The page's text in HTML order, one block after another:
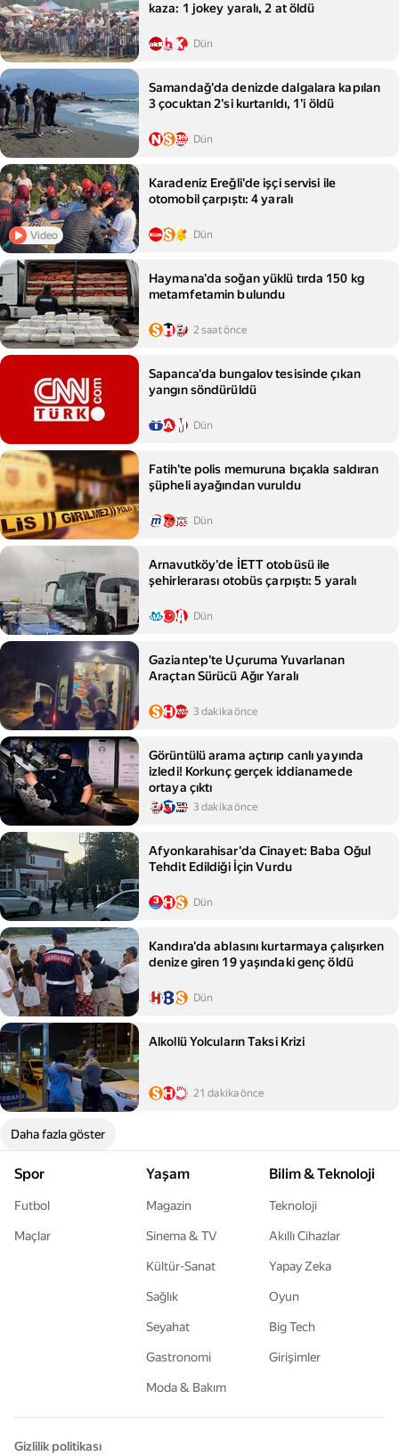
kaza: 1 jokey yaralı, 2 at öldü
Dün
Samandağ'da denizde dalgalara kapılan
3 çocuktan 2'si kurtarıldı, 1'i öldü
Dün
Video
Karadeniz Ereğli'de işçi servisi ile
otomobil çarpıştı: 4 yaralı
Dün
Haymana'da soğan yüklü tırda 150 kg
metamfetamin bulundu
2 saat önce
Sapanca'da bungalov tesisinde çıkan
yangın söndürüldü
Dün
Fatih'te polis memuruna bıçakla saldıran
şüpheli ayağından vuruldu
Dün
Arnavutköy'de İETT otobüsü ile
şehirlerarası otobüs çarpıştı: 5 yaralı
Dün
Gaziantep'te Uçuruma Yuvarlanan
Araçtan Sürücü Ağır Yaralı
3 dakika önce
Görüntülü arama açtırıp canlı yayında
izledi! Korkunç gerçek iddianamede
ortaya çıktı
3 dakika önce
Afyonkarahisar'da Cinayet: Baba Oğul
Tehdit Edildiği İçin Vurdu
Dün
Kandıra'da ablasını kurtarmaya çalışırken
denize giren 19 yaşındaki genç öldü
Dün
Alkollü Yolcuların Taksi Krizi
21 dakika önce
Daha fazla göster
Spor
Futbol
Maçlar
Yaşam
Magazin
Sinema & TV
Kültür-Sanat
Sağlık
Seyahat
Gastronomi
Moda & Bakım
Bilim & Teknoloji
Teknoloji
Akıllı Cihazlar
Yapay Zeka
Oyun
Big Tech
Girişimler
Gizlilik politikası